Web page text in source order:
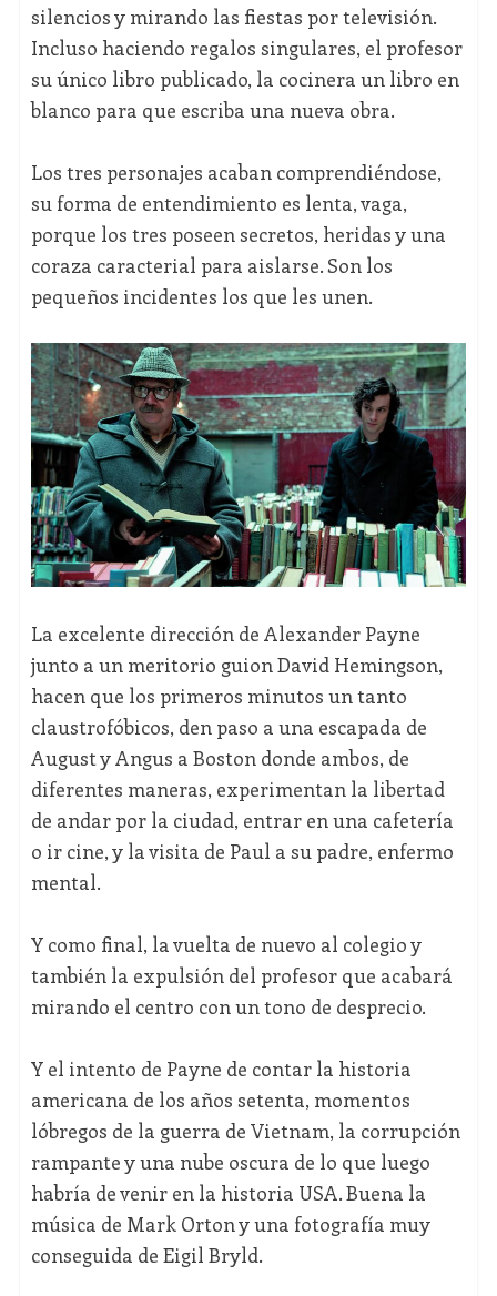
silencios y mirando las fiestas por televisión.
Incluso haciendo regalos singulares, el profesor
su único libro publicado, la cocinera un libro en
blanco para que escriba una nueva obra.
Los tres personajes acaban comprendiéndose,
su forma de entendimiento es lenta, vaga,
porque los tres poseen secretos, heridas y una
coraza caracterial para aislarse. Son los
pequeños incidentes los que les unen.
La excelente dirección de Alexander Payne
junto a un meritorio guion David Hemingson,
hacen que los primeros minutos un tanto
claustrofóbicos, den paso a una escapada de
August y Angus a Boston donde ambos, de
diferentes maneras, experimentan la libertad
de andar por la ciudad, entrar en una cafetería
o ir cine, y la visita de Paul a su padre, enfermo
mental.
Y como final, la vuelta de nuevo al colegio y
también la expulsión del profesor que acabará
mirando el centro con un tono de desprecio.
Y el intento de Payne de contar la historia
americana de los años setenta, momentos
lóbregos de la guerra de Vietnam, la corrupción
rampante y una nube oscura de lo que luego
habría de venir en la historia USA. Buena la
música de Mark Orton y una fotografía muy
conseguida de Eigil Bryld.